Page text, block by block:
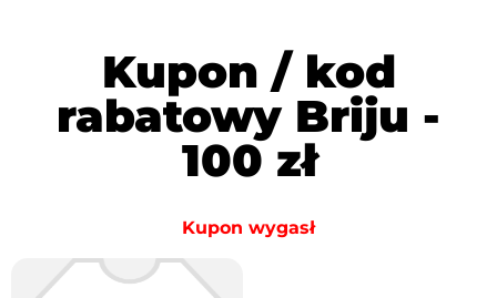
Kupon / kod
rabatowy Briju -
100 zł
Kupon wygasł